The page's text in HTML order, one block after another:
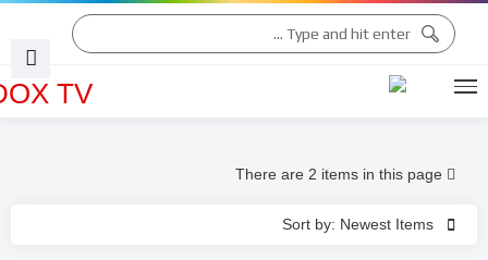
Sort by: Newest Items
There are 2 items in this page